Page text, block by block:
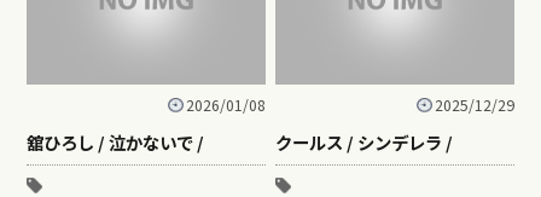
2026/01/08
舘ひろし / 泣かないで /
2025/12/29
クールス / シンデレラ /